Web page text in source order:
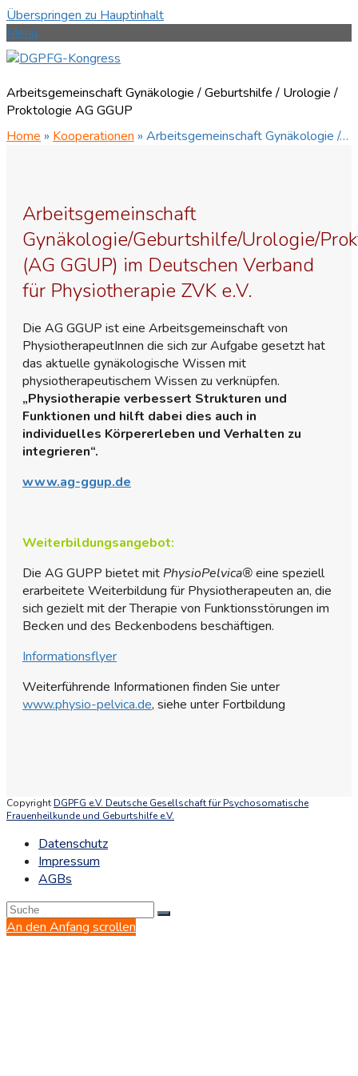
Überspringen zu Hauptinhalt
Menü
Arbeitsgemeinschaft Gynäkologie / Geburtshilfe / Urologie /
Proktologie AG GGUP
Home » Kooperationen » Arbeitsgemeinschaft Gynäkologie /…
Arbeitsgemeinschaft
Gynäkologie/Geburtshilfe/Urologie/
(AG GGUP) im Deutschen Verband
für Physiotherapie ZVK e.V.
Die AG GGUP ist eine Arbeitsgemeinschaft von
PhysiotherapeutInnen die sich zur Aufgabe gesetzt hat
das aktuelle gynäkologische Wissen mit
physiotherapeutischem Wissen zu verknüpfen.
„Physiotherapie verbessert Strukturen und
Funktionen und hilft dabei dies auch in
individuelles Körpererleben und Verhalten zu
integrieren“.
www.ag-ggup.de
Weiterbildungsangebot:
Die AG GUPP bietet mit PhysioPelvica®eine speziell
erarbeitete Weiterbildung für Physiotherapeuten an, die
sich gezielt mit der Therapie von Funktionsstörungen im
Becken und des Beckenbodens beschäftigen.
Informationsflyer
Weiterführende Informationen finden Sie unter
www.physio-pelvica.de, siehe unter Fortbildung
Copyright DGPFG e.V. Deutsche Gesellschaft für Psychosomatische
Frauenheilkunde und Geburtshilfe e.V.
Datenschutz
Impressum
AGBs
An den Anfang scrollen